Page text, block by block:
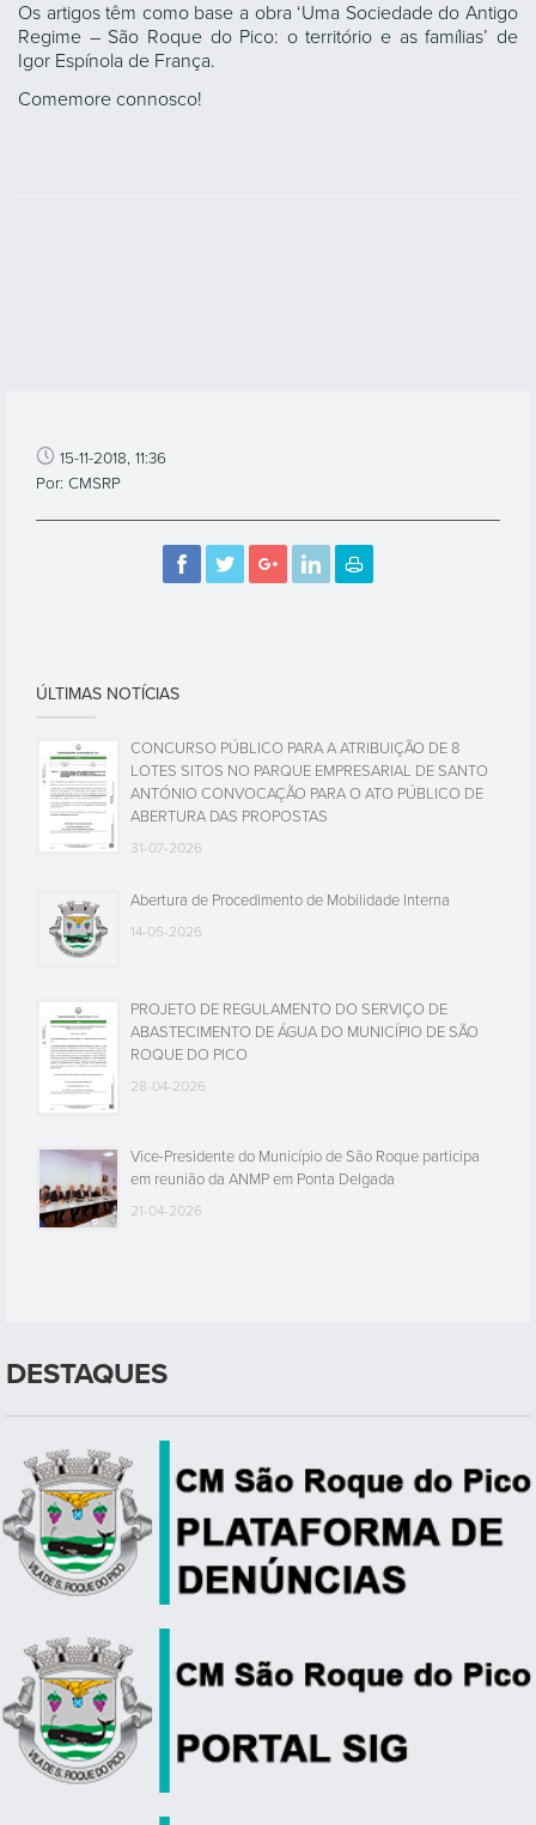
Os artigos têm como base a obra ‘Uma Sociedade do Antigo
Regime – São Roque do Pico: o território e as famílias’ de
Igor Espínola de França.
Comemore connosco!
15-11-2018, 11:36
Por: CMSRP
ÚLTIMAS NOTÍCIAS
CONCURSO PÚBLICO PARA A ATRIBUIÇÃO DE 8
LOTES SITOS NO PARQUE EMPRESARIAL DE SANTO
ANTÓNIO CONVOCAÇÃO PARA O ATO PÚBLICO DE
ABERTURA DAS PROPOSTAS
31-07-2026
Abertura de Procedimento de Mobilidade Interna
14-05-2026
PROJETO DE REGULAMENTO DO SERVIÇO DE
ABASTECIMENTO DE ÁGUA DO MUNICÍPIO DE SÃO
ROQUE DO PICO
28-04-2026
Vice-Presidente do Município de São Roque participa
em reunião da ANMP em Ponta Delgada
21-04-2026
DESTAQUES